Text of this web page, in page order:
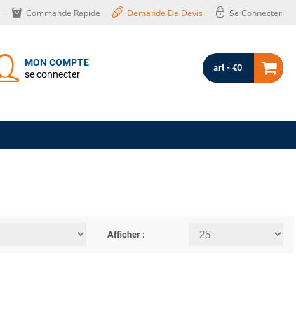
Commande Rapide Demande De Devis Se Connecter
MON COMPTE
se connecter
art - €0
Afficher :